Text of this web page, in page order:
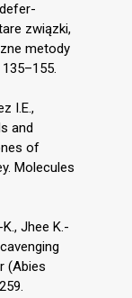
związki,
metody
I.E.,
and
of
Molecules
Jhee K.-
(Abies